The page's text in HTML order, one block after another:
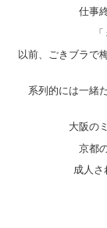
仕事
以前、ごきブラで
系列的には一緒
大阪の
京都
成人さ